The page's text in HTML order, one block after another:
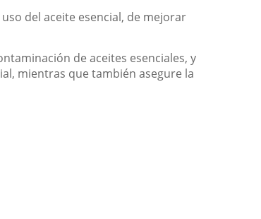
del aceite esencial, de mejorar
de aceites esenciales, y
mientras que también asegure la